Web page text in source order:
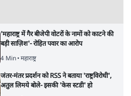
'महाराष्ट्र में गैर बीजेपी वोटरों के नामों को काटने की
बड़ी साज़िश'- रोहित पवार का आरोप
4 Min• महाराष्ट्र
जंतर-मंतर प्रदर्शन को RSS ने बताया 'राष्ट्रविरोधी',
अतुल लिमये बोले- इसकी 'केस स्टडी' हो